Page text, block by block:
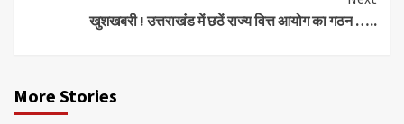
खुशखबरी ! उत्तराखंड में छठें राज्य वित्त आयोग का गठन …..
More Stories